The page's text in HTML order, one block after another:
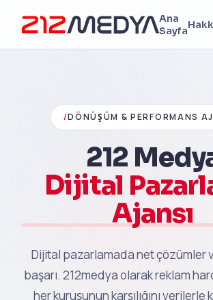
Ana
Sayfa
/DÖNÜŞÜM & PERFORMANS
212
Dijital
Ajansı
Dijital pazarlamada net çözümler
başarı. 212medya olarak reklam
her kuruşunun karşılığını verilerle